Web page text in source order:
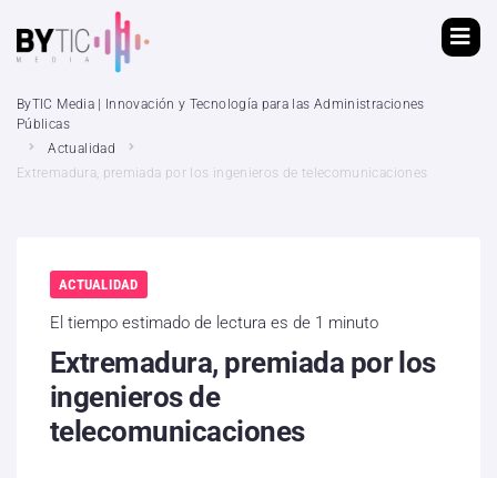
ByTIC Media | Innovación y Tecnología para las Administraciones
Públicas
Actualidad
Extremadura, premiada por los ingenieros de telecomunicaciones
ACTUALIDAD
El tiempo estimado de lectura es de 1 minuto
Extremadura, premiada por los
ingenieros de
telecomunicaciones